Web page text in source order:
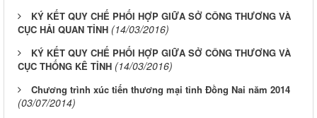
KÝ KẾT QUY CHẾ PHỐI HỢP GIỮA SỞ CÔNG THƯƠNG VÀ
CỤC HẢI QUAN TỈNH (14/03/2016)
KÝ KẾT QUY CHẾ PHỐI HỢP GIỮA SỞ CÔNG THƯƠNG VÀ
CỤC THỐNG KÊ TỈNH (14/03/2016)
Chương trình xúc tiến thương mại tỉnh Đồng Nai năm 2014
(03/07/2014)